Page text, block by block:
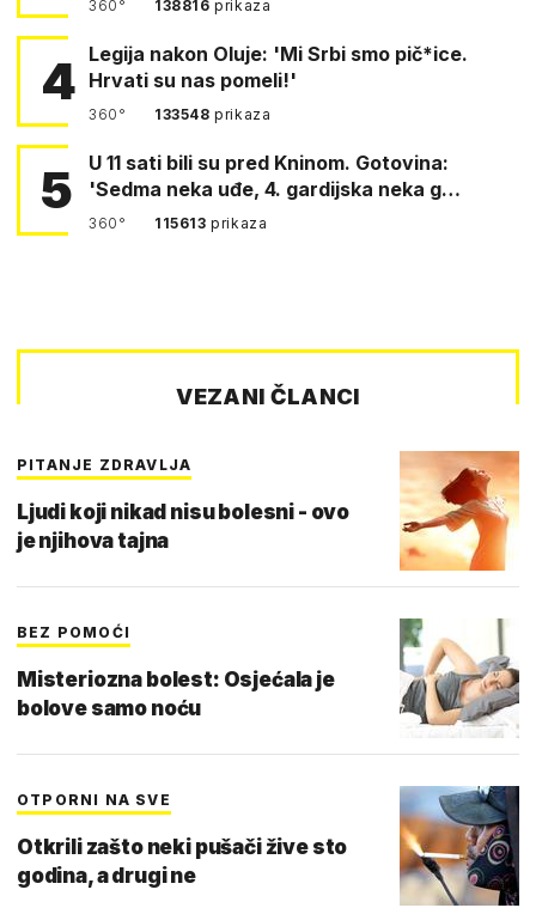
360° 138816prikaza
4 Legija nakon Oluje: 'Mi Srbi smo pič*ice.
Hrvati su nas pomeli!'
360° 133548prikaza
5
U 11 sati bili su pred Kninom. Gotovina:
'Sedma neka uđe, 4. gardijska neka g…
360° 115613prikaza
VEZANI ČLANCI
PITANJE ZDRAVLJA
Ljudi koji nikad nisu bolesni - ovo
je njihova tajna
BEZ POMOĆI
Misteriozna bolest: Osjećala je
bolove samo noću
OTPORNI NA SVE
Otkrili zašto neki pušači žive sto
godina, a drugi ne